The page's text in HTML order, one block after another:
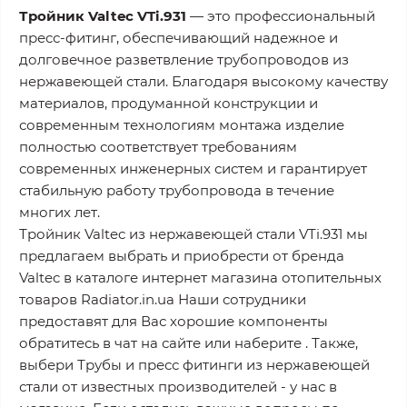
Тройник Valtec VTi.931 — это профессиональный
пресс-фитинг, обеспечивающий надежное и
долговечное разветвление трубопроводов из
нержавеющей стали. Благодаря высокому качеству
материалов, продуманной конструкции и
современным технологиям монтажа изделие
полностью соответствует требованиям
современных инженерных систем и гарантирует
стабильную работу трубопровода в течение
многих лет.
Тройник Valtec из нержавеющей стали VTi.931 мы
предлагаем выбрать и приобрести от бренда
Valtec в каталоге интернет магазина отопительных
товаров Radiator.in.ua Наши сотрудники
предоставят для Вас хорошие компоненты
обратитесь в чат на сайте или наберите . Также,
выбери Трубы и пресс фитинги из нержавеющей
стали от известных производителей - у нас в